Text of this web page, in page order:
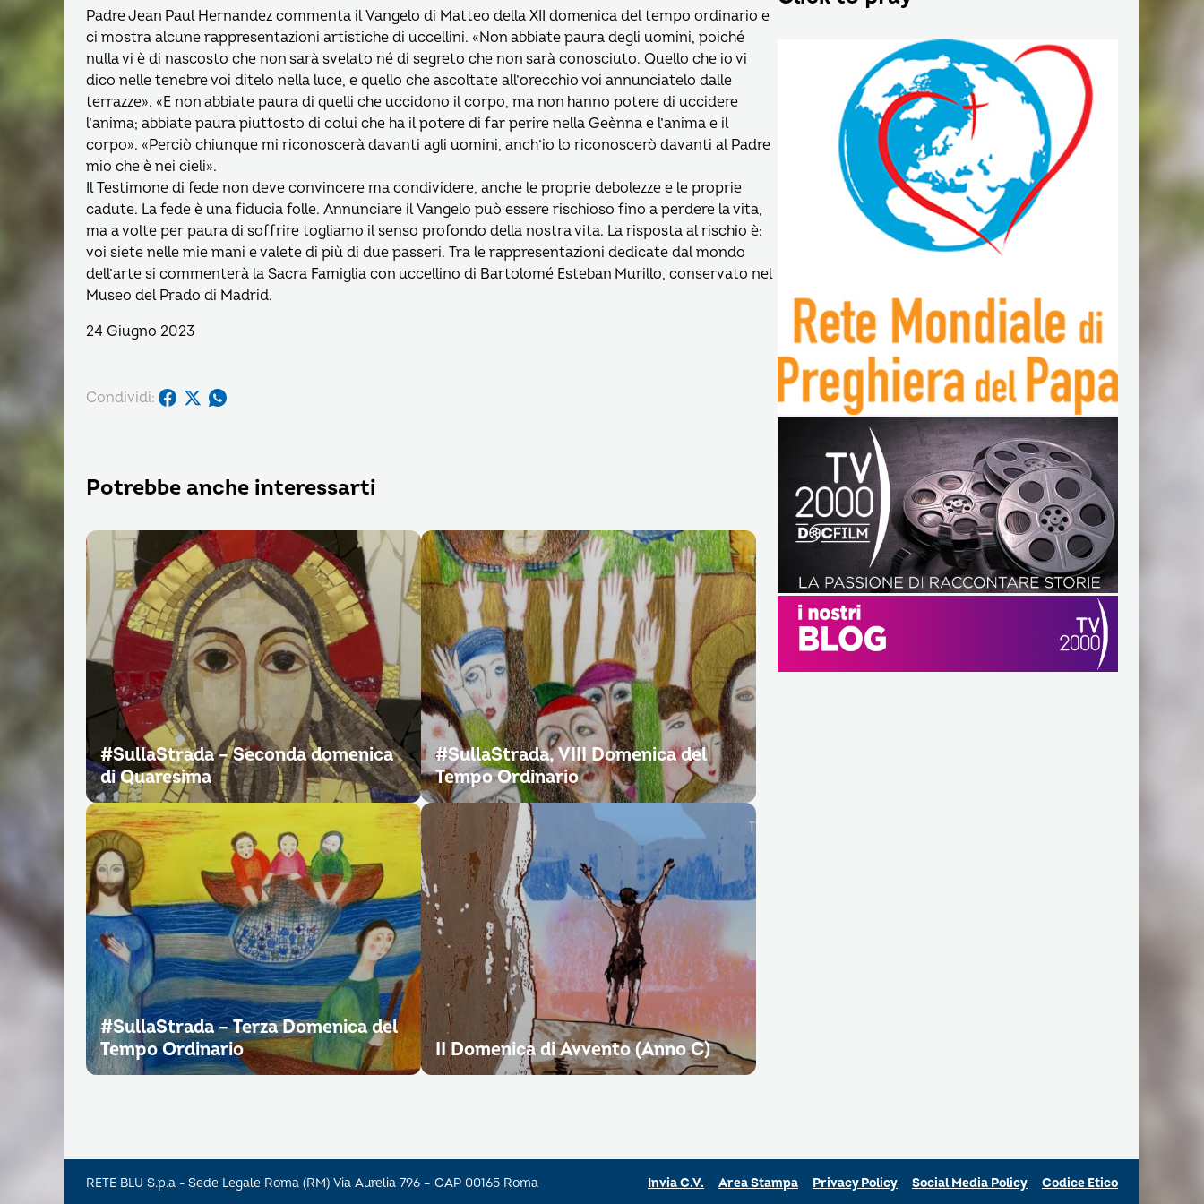
Padre Jean Paul Hernandez commenta il Vangelo di Matteo della XII domenica del tempo ordinario e
ci mostra alcune rappresentazioni artistiche di uccellini. «Non abbiate paura degli uomini, poiché
nulla vi è di nascosto che non sarà svelato né di segreto che non sarà conosciuto. Quello che io vi
dico nelle tenebre voi ditelo nella luce, e quello che ascoltate all’orecchio voi annunciatelo dalle
terrazze». «E non abbiate paura di quelli che uccidono il corpo, ma non hanno potere di uccidere
l’anima; abbiate paura piuttosto di colui che ha il potere di far perire nella Geènna e l’anima e il
corpo». «Perciò chiunque mi riconoscerà davanti agli uomini, anch’io lo riconoscerò davanti al Padre
mio che è nei cieli».
Il Testimone di fede non deve convincere ma condividere, anche le proprie debolezze e le proprie
cadute. La fede è una fiducia folle. Annunciare il Vangelo può essere rischioso fino a perdere la vita,
ma a volte per paura di soffrire togliamo il senso profondo della nostra vita. La risposta al rischio è:
voi siete nelle mie mani e valete di più di due passeri. Tra le rappresentazioni dedicate dal mondo
dell’arte si commenterà la Sacra Famiglia con uccellino di Bartolomé Esteban Murillo, conservato nel
Museo del Prado di Madrid.
24 Giugno 2023
Condividi:
Potrebbe anche interessarti
#SullaStrada – Seconda domenica
di Quaresima
#SullaStrada, VIII Domenica del
Tempo Ordinario
#SullaStrada – Terza Domenica del
Tempo Ordinario
II Domenica di Avvento (Anno C)
RETE BLU S.p.a - Sede Legale Roma (RM) Via Aurelia 796 – CAP 00165 Roma Invia C.V. Area Stampa Privacy Policy Social Media Policy Codice Etico